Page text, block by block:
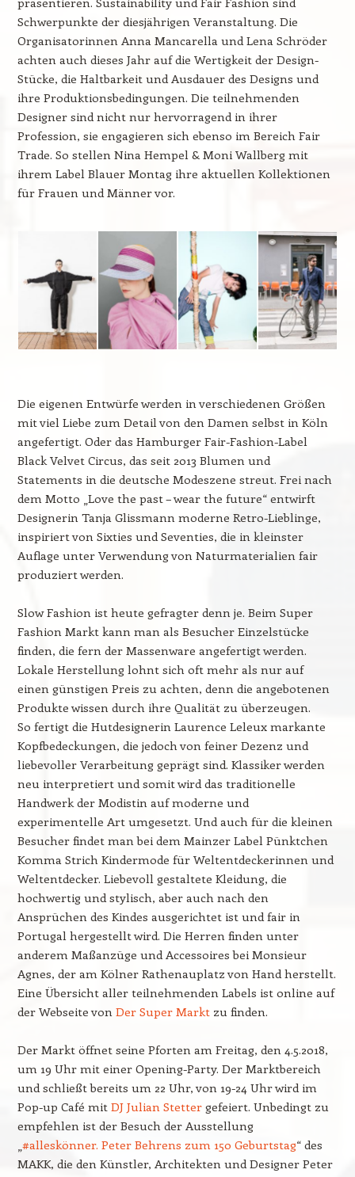
Schwerpunkte der diesjährigen Veranstaltung. Die
Organisatorinnen Anna Mancarella und Lena Schröder
achten auch dieses Jahr auf die Wertigkeit der Design-
Stücke, die Haltbarkeit und Ausdauer des Designs und
ihre Produktionsbedingungen. Die teilnehmenden
Designer sind nicht nur hervorragend in ihrer
Profession, sie engagieren sich ebenso im Bereich Fair
Trade. So stellen Nina Hempel & Moni Wallberg mit
ihrem Label Blauer Montag ihre aktuellen Kollektionen
für Frauen und Männer vor.
Die eigenen Entwürfe werden in verschiedenen Größen
mit viel Liebe zum Detail von den Damen selbst in Köln
angefertigt. Oder das Hamburger Fair-Fashion-Label
Black Velvet Circus, das seit 2013 Blumen und
Statements in die deutsche Modeszene streut. Frei nach
dem Motto „Love the past – wear the future“ entwirft
Designerin Tanja Glissmann moderne Retro-Lieblinge,
inspiriert von Sixties und Seventies, die in kleinster
Auflage unter Verwendung von Naturmaterialien fair
produziert werden.
Slow Fashion ist heute gefragter denn je. Beim Super
Fashion Markt kann man als Besucher Einzelstücke
finden, die fern der Massenware angefertigt werden.
Lokale Herstellung lohnt sich oft mehr als nur auf
einen günstigen Preis zu achten, denn die angebotenen
Produkte wissen durch ihre Qualität zu überzeugen.
So fertigt die Hutdesignerin Laurence Leleux markante
Kopfbedeckungen, die jedoch von feiner Dezenz und
liebevoller Verarbeitung geprägt sind. Klassiker werden
neu interpretiert und somit wird das traditionelle
Handwerk der Modistin auf moderne und
experimentelle Art umgesetzt. Und auch für die kleinen
Besucher findet man bei dem Mainzer Label Pünktchen
Komma Strich Kindermode für Weltentdeckerinnen und
Weltentdecker. Liebevoll gestaltete Kleidung, die
hochwertig und stylisch, aber auch nach den
Ansprüchen des Kindes ausgerichtet ist und fair in
Portugal hergestellt wird. Die Herren finden unter
anderem Maßanzüge und Accessoires bei Monsieur
Agnes, der am Kölner Rathenauplatz von Hand herstellt.
Eine Übersicht aller teilnehmenden Labels ist online auf
der Webseite von Der Super Marktzu finden.
Der Markt öffnet seine Pforten am Freitag, den 4.5.2018,
um 19 Uhr mit einer Opening-Party. Der Marktbereich
und schließt bereits um 22 Uhr, von 19-24 Uhr wird im
Pop-up Café mit DJ Julian Stetter gefeiert. Unbedingt zu
empfehlen ist der Besuch der Ausstellung
#alleskönner. Peter Behrens zum 150 Geburtstag“ des
MAKK, die den Künstler, Architekten und Designer Peter